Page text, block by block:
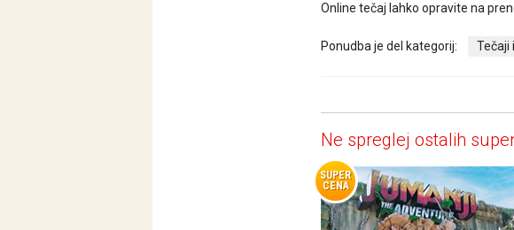
Online tečaj lahko opravite na
Ponudba je del kategorij: Tečaji
Ne spreglej ostalih
SUPER
CENA